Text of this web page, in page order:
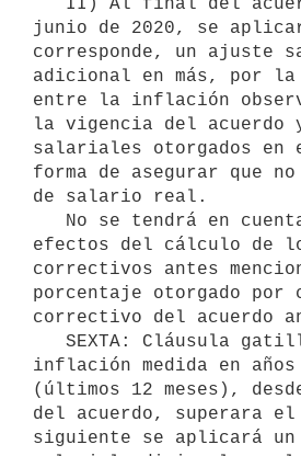
junio de 2020, se
corresponde, un ajuste
adicional en más, por
entre la inflación
la vigencia del acuerdo
salariales otorgados en
forma de asegurar que
de salario real.
efectos del cálculo de
correctivos antes
porcentaje otorgado por
correctivo del acuerdo
inflación medida en años
(últimos 12 meses),
del acuerdo, superara el
siguiente se aplicará